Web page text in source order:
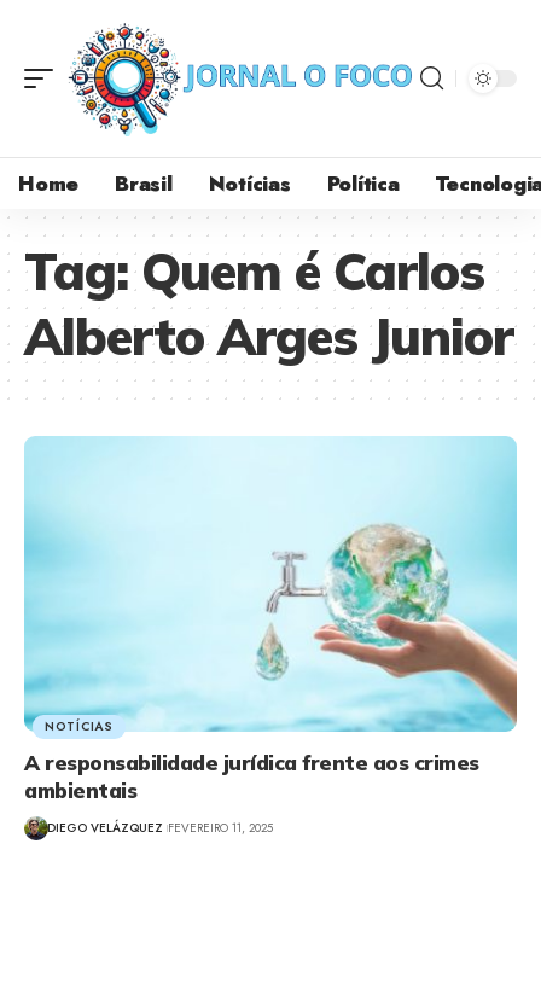
Home Brasil Notícias Política
Tag:Quem é Carlos
Alberto Arges Junior
NOTÍCIAS
A responsabilidade jurídica frente aos crimes
ambientais
DIEGO VELÁZQUEZ FEVEREIRO 11, 2025